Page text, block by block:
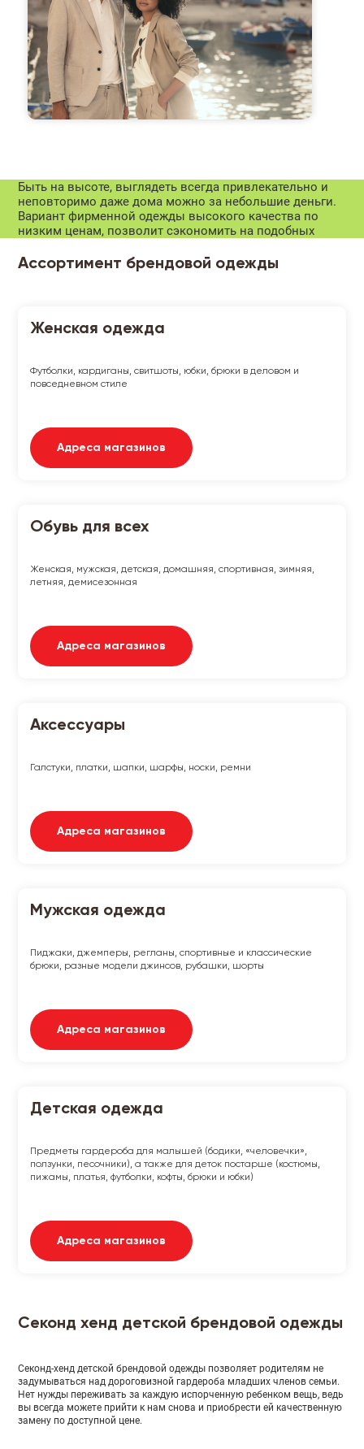
Быть на высоте, выглядеть всегда привлекательно и
неповторимо даже дома можно за небольшие деньги.
Вариант фирменной одежды высокого качества по
низким ценам, позволит сэкономить на подобных
Ассортимент брендовой одежды
Женская одежда
Футболки, кардиганы, свитшоты, юбки, брюки в деловом и
повседневном стиле
Адреса магазинов
Обувь для всех
Женская, мужская, детская, домашняя, спортивная, зимняя,
летняя, демисезонная
Адреса магазинов
Аксессуары
Галстуки, платки, шапки, шарфы, носки, ремни
Адреса магазинов
Мужская одежда
Пиджаки, джемперы, регланы, спортивные и классические
брюки, разные модели джинсов, рубашки, шорты
Адреса магазинов
Детская одежда
Предметы гардероба для малышей (бодики, «человечки»,
ползунки, песочники), а также для деток постарше (костюмы,
пижамы, платья, футболки, кофты, брюки и юбки)
Адреса магазинов
Секонд хенд детской брендовой одежды
Секонд-хенд детской брендовой одежды позволяет родителям не
задумываться над дороговизной гардероба младших членов семьи.
Нет нужды переживать за каждую испорченную ребенком вещь, ведь
вы всегда можете прийти к нам снова и приобрести ей качественную
замену по доступной цене.